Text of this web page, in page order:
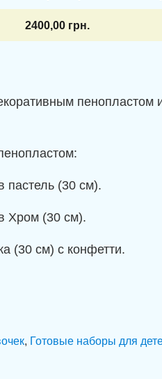
2400,00 грн.
пенопластом
пастель (30 см).
Хром (30 см).
(30 см) с конфетти.
, Готовые наборы для